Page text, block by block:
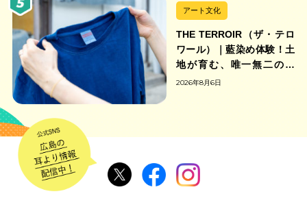
アート文化
THE TERROIR（ザ・テロ
ワール）｜藍染め体験！土
地が育む、唯一無二の藍
色。
2026年8月6日